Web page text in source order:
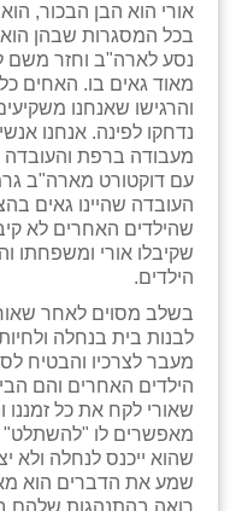
אורי הוא הבן הבכור,
בכל המסגרות שבהן
נסע לארה"ב וחזר משם
מאוד גאים בו. האחים
והרגישו שאנחנו
נדחקו לפינה. אנחנו
מעבודה ברפת והעובדה
עם דוקטורט מארה"ב
העובדה שהיינו גאים
שהילדים האחרים לא
שקיבלו אורי ומשפחתו
הילדים.
בשלב מסוים לאחר
לבנות בית בנחלה
מעבר לצרכיו והבטיח
הילדים האחרים והם
שאורי לקח את כל זמננו
מאפשרים לו "להשתלט"
שהוא ייכנס לנחלה ולא
שמע את הדברים הוא
רואה בהתנהגות שלהם
עין חצבה
עין תמר
עמרים
קורנית
קלחים
רועי
רימונים
רמות השבים
רמת הדר
שבי ציון